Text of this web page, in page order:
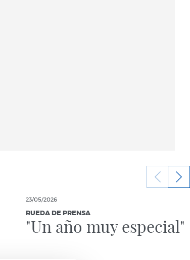
23/05/2026
RUEDA DE PRENSA
"Un año muy especial"